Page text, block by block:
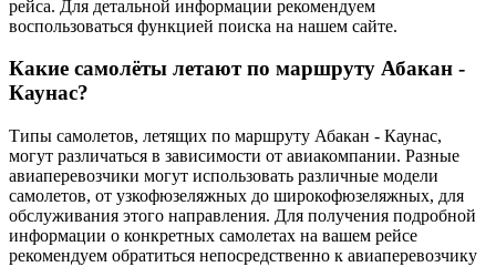
рейса. Для детальной информации рекомендуем
воспользоваться функцией поиска на нашем сайте.
Какие самолёты летают по маршруту Абакан -
Каунас?
Типы самолетов, летящих по маршруту Абакан - Каунас,
могут различаться в зависимости от авиакомпании. Разные
авиаперевозчики могут использовать различные модели
самолетов, от узкофюзеляжных до широкофюзеляжных, для
обслуживания этого направления. Для получения подробной
информации о конкретных самолетах на вашем рейсе
рекомендуем обратиться непосредственно к авиаперевозчику